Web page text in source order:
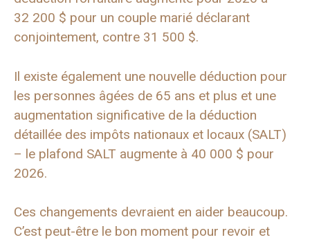
32 200 $ pour un couple marié déclarant
conjointement, contre 31 500 $.
Il existe également une nouvelle déduction pour
les personnes âgées de 65 ans et plus et une
augmentation significative de la déduction
détaillée des impôts nationaux et locaux (SALT)
– le plafond SALT augmente à 40 000 $ pour
2026.
Ces changements devraient en aider beaucoup.
C’est peut-être le bon moment pour revoir et